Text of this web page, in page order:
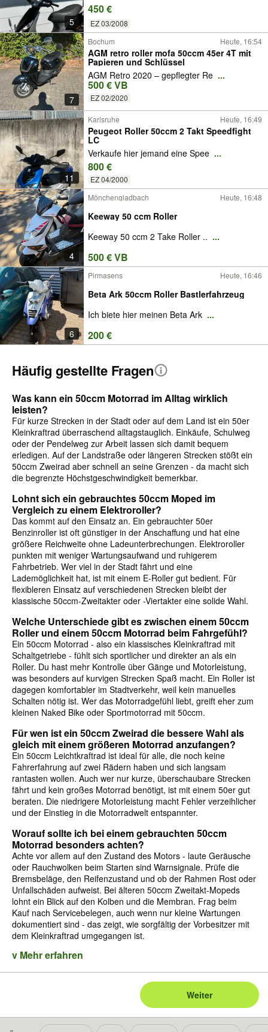
5
450 €
EZ 03/2008
7
Bochum Heute, 16:54
AGM retro roller mofa 50ccm 45er 4T mit
Papieren und Schlüssel
AGM Retro 2020 – gepflegter Re ...
500 € VB
EZ 02/2020
11
Karlsruhe Heute, 16:49
Peugeot Roller 50ccm 2 Takt Speedfight
LC
Verkaufe hier jemand eine Spee ...
800 €
EZ 04/2000
4
Mönchengladbach Heute, 16:48
Keeway 50 ccm Roller
Keeway 50 ccm 2 Take Roller .. ...
500 € VB
6
Pirmasens Heute, 16:46
Beta Ark 50ccm Roller Bastlerfahrzeug
Ich biete hier meinen Beta Ark ...
200 €
Häufig gestellte Fragen
Was kann ein 50ccm Motorrad im Alltag wirklich
leisten?
Für kurze Strecken in der Stadt oder auf dem Land ist ein 50er
Kleinkraftrad überraschend alltagstauglich. Einkäufe, Schulweg
oder der Pendelweg zur Arbeit lassen sich damit bequem
erledigen. Auf der Landstraße oder längeren Strecken stößt ein
50ccm Zweirad aber schnell an seine Grenzen - da macht sich
die begrenzte Höchstgeschwindigkeit bemerkbar.
Lohnt sich ein gebrauchtes 50ccm Moped im
Vergleich zu einem Elektroroller?
Das kommt auf den Einsatz an. Ein gebrauchter 50er
Benzinroller ist oft günstiger in der Anschaffung und hat eine
größere Reichweite ohne Ladeunterbrechungen. Elektroroller
punkten mit weniger Wartungsaufwand und ruhigerem
Fahrbetrieb. Wer viel in der Stadt fährt und eine
Lademöglichkeit hat, ist mit einem E-Roller gut bedient. Für
flexibleren Einsatz auf verschiedenen Strecken bleibt der
klassische 50ccm-Zweitakter oder -Viertakter eine solide Wahl.
Welche Unterschiede gibt es zwischen einem 50ccm
Roller und einem 50ccm Motorrad beim Fahrgefühl?
Ein 50ccm Motorrad - also ein klassisches Kleinkraftrad mit
Schaltgetriebe - fühlt sich sportlicher und direkter an als ein
Roller. Du hast mehr Kontrolle über Gänge und Motorleistung,
was besonders auf kurvigen Strecken Spaß macht. Ein Roller ist
dagegen komfortabler im Stadtverkehr, weil kein manuelles
Schalten nötig ist. Wer das Motorradgefühl liebt, greift eher zum
kleinen Naked Bike oder Sportmotorrad mit 50ccm.
Für wen ist ein 50ccm Zweirad die bessere Wahl als
gleich mit einem größeren Motorrad anzufangen?
Ein 50ccm Leichtkraftrad ist ideal für alle, die noch keine
Fahrerfahrung auf zwei Rädern haben und sich langsam
rantasten wollen. Auch wer nur kurze, überschaubare Strecken
fährt und kein großes Motorrad benötigt, ist mit einem 50er gut
beraten. Die niedrigere Motorleistung macht Fehler verzeihlicher
und der Einstieg in die Motorradwelt entspannter.
Worauf sollte ich bei einem gebrauchten 50ccm
Motorrad besonders achten?
Achte vor allem auf den Zustand des Motors - laute Geräusche
oder Rauchwolken beim Starten sind Warnsignale. Prüfe die
Bremsbeläge, den Reifenzustand und ob der Rahmen Rost oder
Unfallschäden aufweist. Bei älteren 50ccm Zweitakt-Mopeds
lohnt ein Blick auf den Kolben und die Membran. Frag beim
Kauf nach Servicebelegen, auch wenn nur kleine Wartungen
dokumentiert sind - das zeigt, wie sorgfältig der Vorbesitzer mit
dem Kleinkraftrad umgegangen ist.
v Mehr erfahren
Weiter